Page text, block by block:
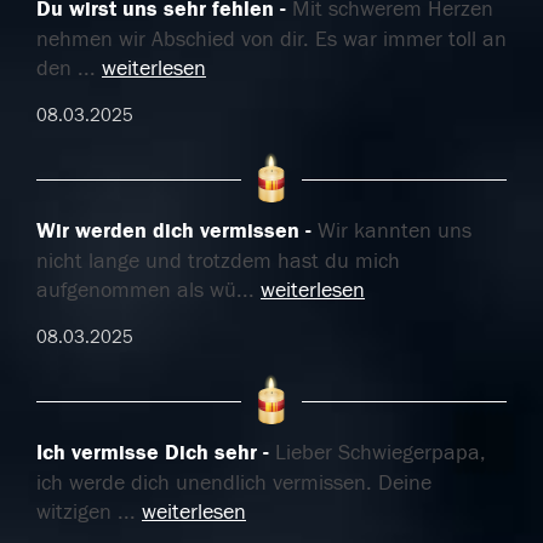
Du wirst uns sehr fehlen
Mit schwerem Herzen
nehmen wir Abschied von dir. Es war immer toll an
den ... weiterlesen
08.03.2025
Wir werden dich vermissen
Wir kannten uns
nicht lange und trotzdem hast du mich
aufgenommen als wü... weiterlesen
08.03.2025
Ich vermisse Dich sehr
Lieber Schwiegerpapa,
ich werde dich unendlich vermissen. Deine
witzigen ... weiterlesen